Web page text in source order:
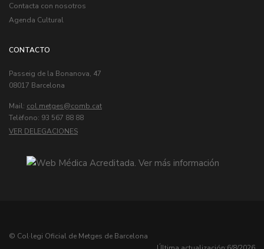
Contacta con nosotros
Agenda Cultural
CONTACTO
Passeig de la Bonanova, 47
08017 Barcelona
Mail: col.metges
Telèfono: 93 567 88 88
VER DELEGACIONES
© Col·legi Oficial de Metges de Barcelona